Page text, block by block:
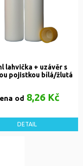
lahvička + uzávěr s
pojistkou bílá/žlutá
od8,26 Kč
DETAIL